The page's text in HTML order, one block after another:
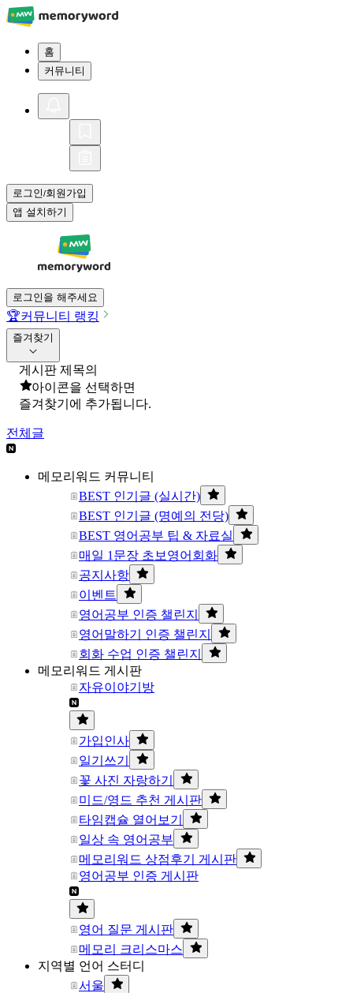
홈
커뮤니티
로그인/회원가입
앱 설치하기
로그인을 해주세요
🏆커뮤니티 랭킹
즐겨찾기
게시판 제목의
아이콘을 선택하면
즐겨찾기에 추가됩니다.
전체글
메모리워드 커뮤니티
BEST 인기글 (실시간)
BEST 인기글 (명예의 전당)
BEST 영어공부 팁 & 자료실
매일 1문장 초보영어회화
공지사항
이벤트
영어공부 인증 챌린지
영어말하기 인증 챌린지
회화 수업 인증 챌린지
메모리워드 게시판
자유이야기방
가입인사
일기쓰기
꽃 사진 자랑하기
미드/영드 추천 게시판
타임캡슐 열어보기
일상 속 영어공부
메모리워드 상점후기 게시판
영어공부 인증 게시판
영어 질문 게시판
메모리 크리스마스
지역별 언어 스터디
서울